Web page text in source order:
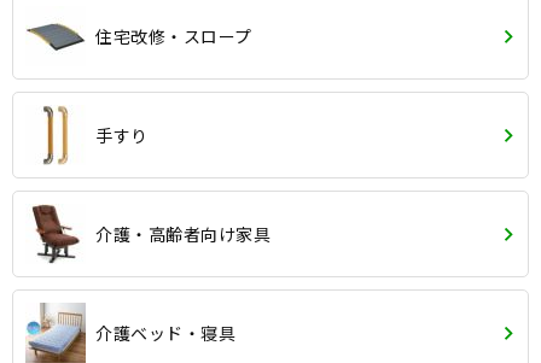
住宅改修・スロープ
手すり
介護・高齢者向け家具
介護ベッド・寝具